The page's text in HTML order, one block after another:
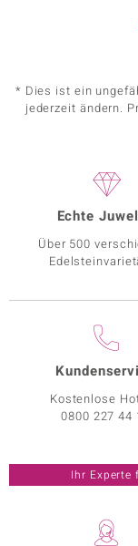
* Dies ist ein
jederzeit ändern.
Echte
Über 500
Kostenlose
0800 227 44
Ihr Experte